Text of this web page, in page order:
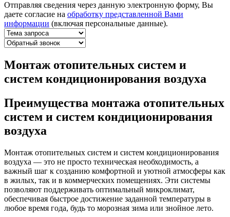
Отправляя сведения через данную электронную форму, Вы
даете согласие на обработку представленной Вами
информации (включая персональные данные).
Монтаж отопительных систем и
систем кондиционирования воздуха
Преимущества монтажа отопительных
систем и систем кондиционирования
воздуха
Монтаж отопительных систем и систем кондиционирования
воздуха — это не просто техническая необходимость, а
важный шаг к созданию комфортной и уютной атмосферы как
в жилых, так и в коммерческих помещениях. Эти системы
позволяют поддерживать оптимальный микроклимат,
обеспечивая быстрое достижение заданной температуры в
любое время года, будь то морозная зима или знойное лето.